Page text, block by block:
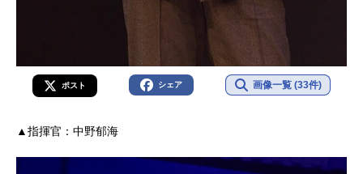
ポスト シェア 画像一覧 (33件)
▲指揮官：中野郁海